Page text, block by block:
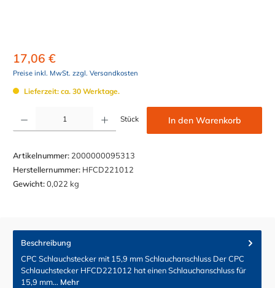
17,06 €
Preise inkl. MwSt. zzgl. Versandkosten
Lieferzeit: ca. 30 Werktage.
Stück In den Warenkorb
Artikelnummer: 2000000095313
Herstellernummer: HFCD221012
Gewicht:0,022 kg
Beschreibung
CPC Schlauchstecker mit 15,9 mm Schlauchanschluss Der CPC
Schlauchstecker HFCD221012 hat einen Schlauchanschluss für
15,9 mm… Mehr